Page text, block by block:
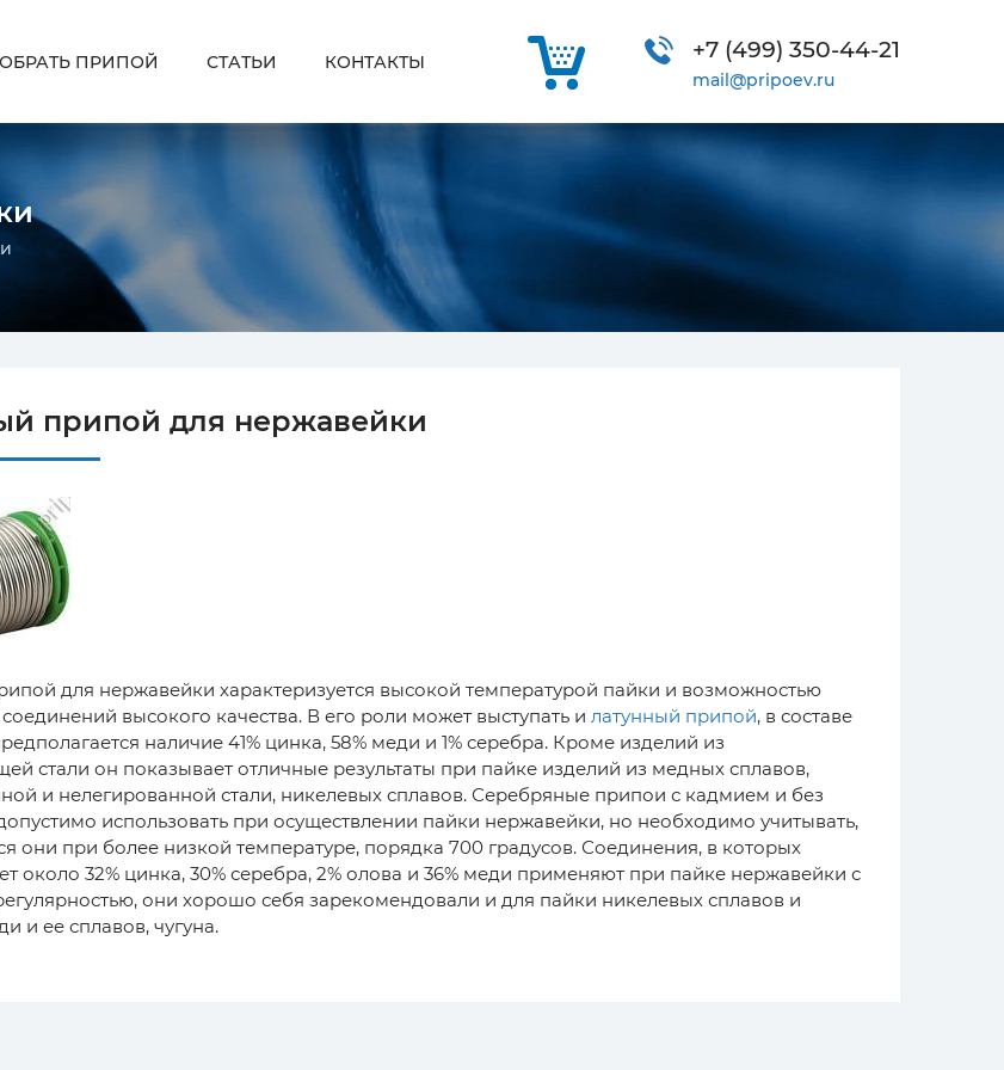
+7 (499) 350-44-21
mail@pripoev.ru
ПРИПОЙ СТАТЬИ КОНТАКТЫ
припой для нержавейки
для нержавейки характеризуется высокой температурой пайки и возможностью
высокого качества. В его роли может выступать и латунный припой, в составе
наличие 41% цинка, 58% меди и 1% серебра. Кроме изделий из
стали он показывает отличные результаты при пайке изделий из медных сплавов,
и нелегированной стали, никелевых сплавов. Серебряные припои с кадмием и без
использовать при осуществлении пайки нержавейки, но необходимо учитывать,
они при более низкой температуре, порядка 700 градусов. Соединения, в которых
около 32% цинка, 30% серебра, 2% олова и 36% меди применяют при пайке нержавейки с
они хорошо себя зарекомендовали и для пайки никелевых сплавов и
и ее сплавов, чугуна.